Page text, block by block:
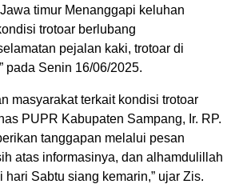
timur Menanggapi keluhan
trotoar berlubang
pejalan kaki, trotoar di
pada Senin 16/06/2025.
masyarakat terkait kondisi trotoar
PUPR Kabupaten Sampang, Ir. RP.
tanggapan melalui pesan
atas informasinya, dan alhamdulillah
Sabtu siang kemarin,” ujar Zis.